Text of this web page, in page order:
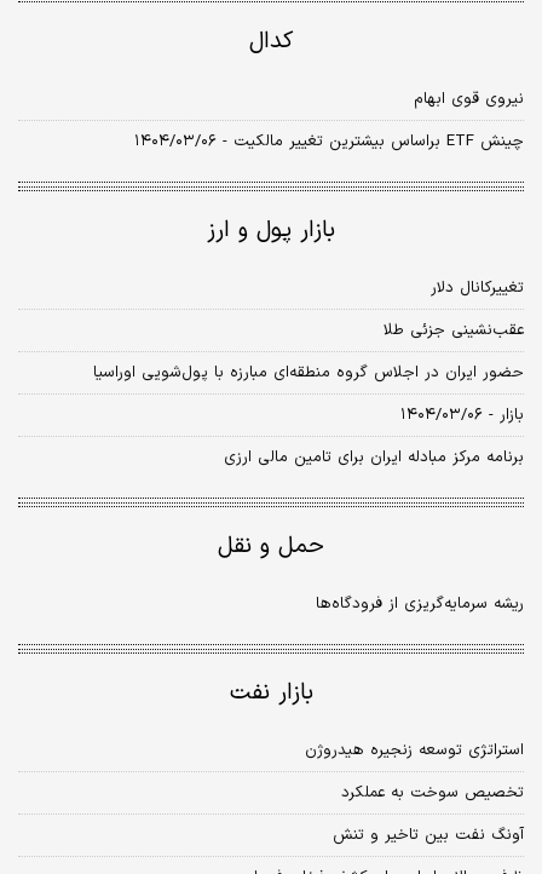
کدال
نیروی قوی ابهام‏‏‌
چینش ETF براساس بیشترین تغییر مالکیت - ۱۴۰۴/۰۳/۰۶
بازار پول و ارز
تغییر‌کانال دلار
عقب‌نشینی جزئی طلا
حضور ایران در اجلاس گروه منطقه‌ای مبارزه با پول‌شویی اوراسیا
بازار - ۱۴۰۴/۰۳/۰۶
برنامه مرکز مبادله ایران برای تامین مالی ارزی
حمل و نقل
ریشه سرمایه‏‏‌گریزی از فرودگاه‏‏‌ها
بازار نفت
استراتژی توسعه زنجیره هیدروژن
تخصیص سوخت به عملکرد
آونگ نفت بین تاخیر و تنش